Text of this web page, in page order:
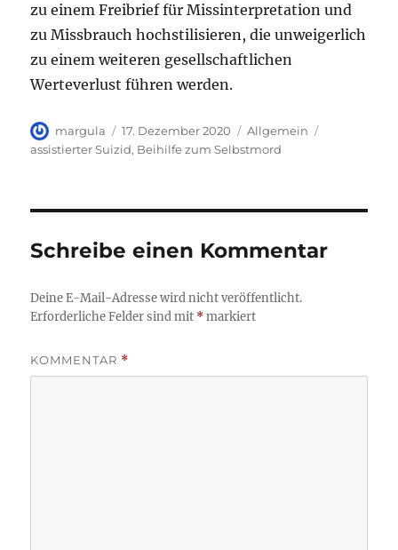
zu einem Freibrief für Missinterpretation und
zu Missbrauch hochstilisieren, die unweigerlich
zu einem weiteren gesellschaftlichen
Werteverlust führen werden.
Autor
margula
Veröffentlicht
am
17. Dezember 2020 Kategorien
Allgemein
assistierter Suizid, Beihilfe zum Selbstmord
Schreibe einen Kommentar
Deine E-Mail-Adresse wird nicht veröffentlicht.
Erforderliche Felder sind mit *markiert
KOMMENTAR *